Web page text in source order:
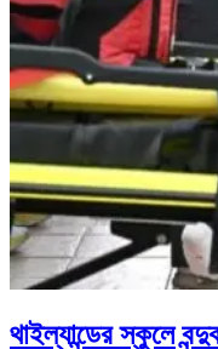
থাইল্যান্ডের স্কুলে